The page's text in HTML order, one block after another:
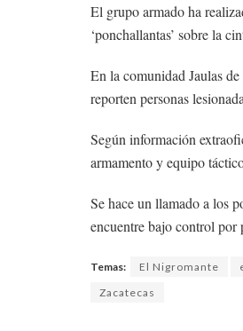
El grupo armado ha
‘ponchallantas’ sobre la
En la comunidad Jaulas
reporten personas
Según información
armamento y equipo
Se hace un llamado a los
encuentre bajo control por
Temas: El Nigromante
Zacatecas